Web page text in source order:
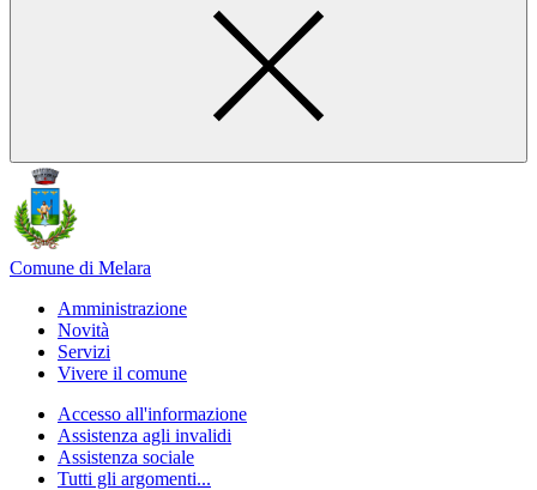
Comune di Melara
Amministrazione
Novità
Servizi
Vivere il comune
Accesso all'informazione
Assistenza agli invalidi
Assistenza sociale
Tutti gli argomenti...